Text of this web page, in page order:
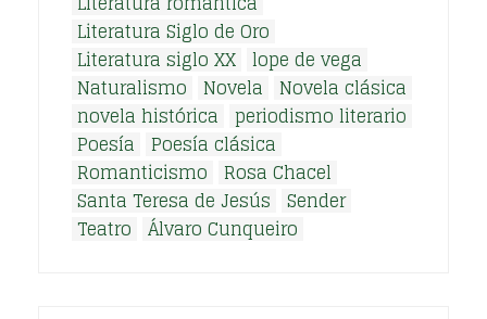
Literatura Siglo de Oro
Literatura siglo XX lope de vega
Naturalismo
Novela
Novela clásica
novela histórica periodismo literario
Poesía
Poesía clásica
Romanticismo
Rosa Chacel
Santa Teresa de Jesús Sender
Teatro Álvaro Cunqueiro